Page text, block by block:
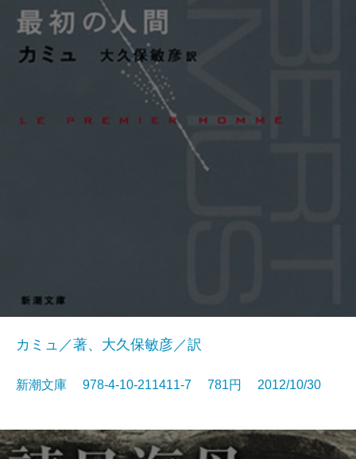
カミュ／著、大久保敏彦／訳
新潮文庫 978-4-10-211411-7 781円 2012/10/30